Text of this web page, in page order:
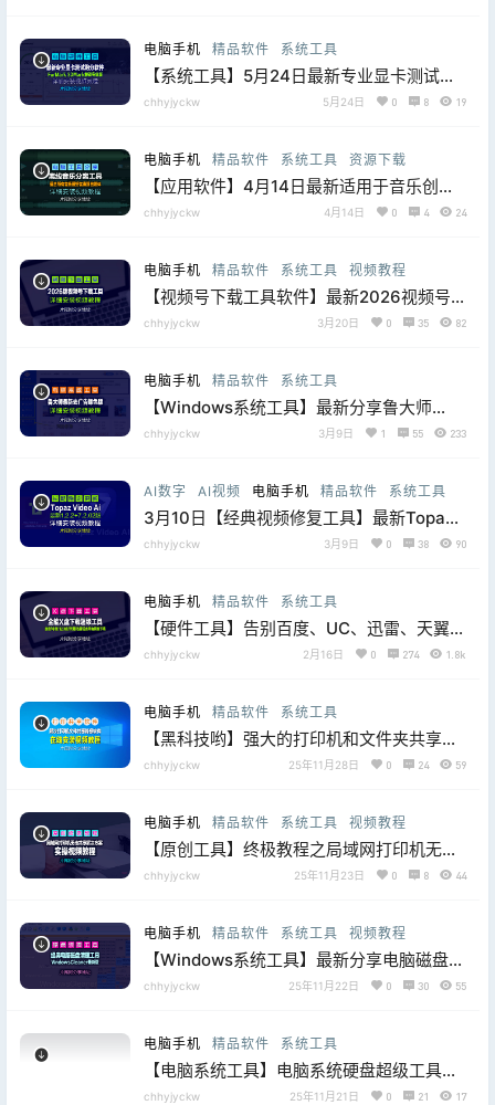
电脑手机 精品软件 系统工具
【系统工具】5月24日最新专业显卡测试跑
分软件FurMark 3DMark解锁专业版(显卡跑
chhyjyckw 5月24日 0 8 19
电脑手机 精品软件 系统工具 资源下载
【应用软件】4月14日最新适用于音乐创
作、翻唱、播客降噪等场景(AI分离人声与伴
chhyjyckw 4月14日 0 4 24
电脑手机 精品软件 系统工具 视频教程
【视频号下载工具软件】最新2026视频号
一键下载直播回放+短视频，最简单的下载
chhyjyckw 3月20日 0 35 82
电脑手机 精品软件 系统工具
【Windows系统工具】最新分享鲁大师
_6.1026.4525.204_绿色版，剔除所有的广
chhyjyckw 3月9日 1 55 233
AI数字 AI视频 电脑手机 精品软件 系统工具
3月10日【经典视频修复工具】最新Topaz
Video Ai 1.2.2+7.2.02【汉化中文】老视频
chhyjyckw 3月9日 0 38 90
电脑手机 精品软件 系统工具
【硬件工具】告别百度、UC、迅雷、天翼、
123、夸克等十余款在线托管云盘会员，统
chhyjyckw 2月16日 0 274 1.8k
电脑手机 精品软件 系统工具
【黑科技哟】强大的打印机和文件夹共享软
件V6.0，可扫描全网IP地址和MAC地址，
chhyjyckw 25年11月28日 0 24 59
电脑手机 精品软件 系统工具 视频教程
【原创工具】终极教程之局域网打印机无法
共享解决方案。片尾附工具下载地址
chhyjyckw 25年11月23日 0 8 44
电脑手机 精品软件 系统工具 视频教程
【Windows系统工具】最新分享电脑磁盘清
理工具WndowsCleaner V5.10，片尾附下
chhyjyckw 25年11月22日 0 30 55
电脑手机 精品软件 系统工具
【电脑系统工具】电脑系统硬盘超级工具之
Bitlocker 天意解密工具 3.0(非网盘)
chhyjyckw 25年11月21日 0 21 17